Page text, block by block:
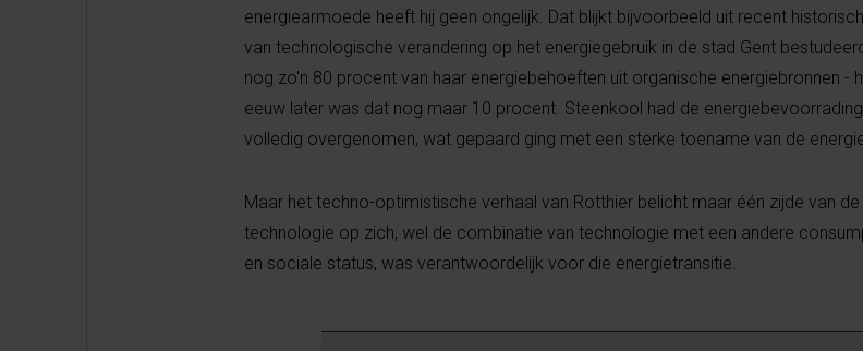
energiearmoede heeft hij geen ongelijk. Dat blijkt bijvoorbeeld uit recent
van technologische verandering op het energiegebruik in de stad Gent
nog zo'n 80 procent van haar energiebehoeften uit organische energiebronnen -
eeuw later was dat nog maar 10 procent. Steenkool had de
volledig overgenomen, wat gepaard ging met een sterke toename van de
Maar het techno-optimistische verhaal van Rotthier belicht maar één zijde van
technologie op zich, wel de combinatie van technologie met een andere
en sociale status, was verantwoordelijk voor die energietransitie.